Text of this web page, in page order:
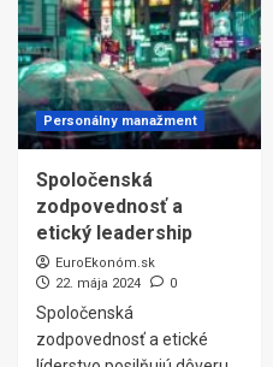
Personálny manažment
Spoločenská
zodpovednosť a
etický leadership
EuroEkonóm.sk
22. mája 2024
0
Spoločenská
zodpovednosť a etické